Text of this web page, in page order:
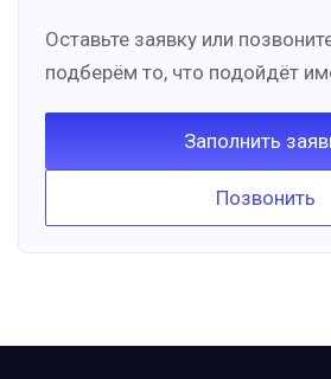
Оставьте заявку или
подберём то, что подойдёт
Заполнить
Позвонить